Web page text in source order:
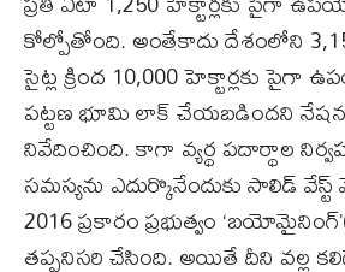
కోల్పోతోంది. అంతేకాదు దేశంలోని
సైట్ల క్రింద 10,000 హెక్టార్లకు పైగా
పట్టణ భూమి లాక్ చేయబడిందని నేషనల్
నివేదించింది. కాగా వ్యర్థ పదార్థాల
సమస్యను ఎదుర్కొనేందుకు సాలిడ్
2016 ప్రకారం ప్రభుత్వం
తప్పనిసరి చేసింది. అయితే దీని వల్ల